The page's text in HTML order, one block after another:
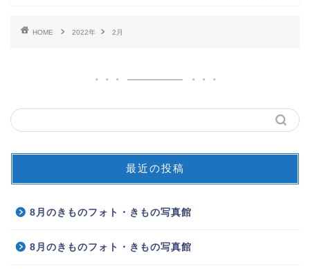
HOME 2022年 2月
最近の投稿
8月のきものフォト・きもの写真館
8月のきものフォト・きもの写真館